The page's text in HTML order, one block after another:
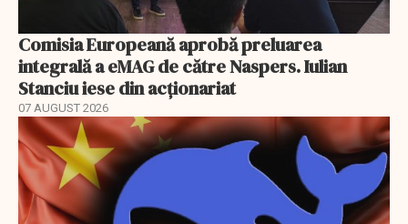
Comisia Europeană aprobă preluarea
integrală a eMAG de către Naspers. Iulian
Stanciu iese din acționariat
07 AUGUST 2026